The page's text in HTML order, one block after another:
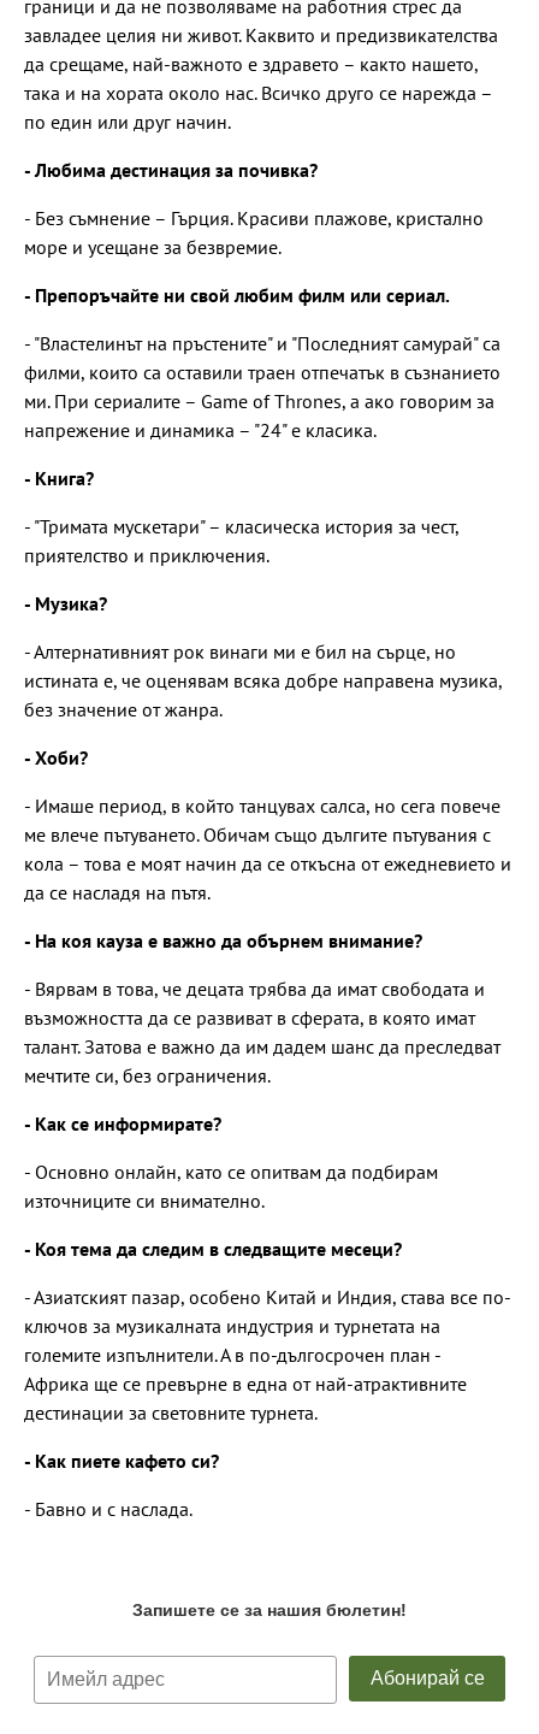
граници и да не позволяваме на работния стрес да
завладее целия ни живот. Каквито и предизвикателства
да срещаме, най-важното е здравето – както нашето,
така и на хората около нас. Всичко друго се нарежда –
по един или друг начин.
- Любима дестинация за почивка?
- Без съмнение – Гърция. Красиви плажове, кристално
море и усещане за безвремие.
- Препоръчайте ни свой любим филм или сериал.
- "Властелинът на пръстените" и "Последният самурай" са
филми, които са оставили траен отпечатък в съзнанието
ми. При сериалите – Game of Thrones, а ако говорим за
напрежение и динамика – "24" е класика.
- Книга?
- "Тримата мускетари" – класическа история за чест,
приятелство и приключения.
- Музика?
- Алтернативният рок винаги ми е бил на сърце, но
истината е, че оценявам всяка добре направена музика,
без значение от жанра.
- Хоби?
- Имаше период, в който танцувах салса, но сега повече
ме влече пътуването. Обичам също дългите пътувания с
кола – това е моят начин да се откъсна от ежедневието и
да се насладя на пътя.
- На коя кауза е важно да обърнем внимание?
- Вярвам в това, че децата трябва да имат свободата и
възможността да се развиват в сферата, в която имат
талант. Затова е важно да им дадем шанс да преследват
мечтите си, без ограничения.
- Как се информирате?
- Основно онлайн, като се опитвам да подбирам
източниците си внимателно.
- Коя тема да следим в следващите месеци?
- Азиатският пазар, особено Китай и Индия, става все по-
ключов за музикалната индустрия и турнетата на
големите изпълнители. А в по-дългосрочен план -
Африка ще се превърне в една от най-атрактивните
дестинации за световните турнета.
- Как пиете кафето си?
- Бавно и с наслада.